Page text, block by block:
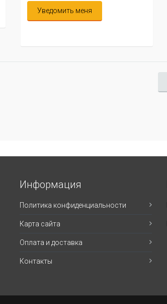
Уведомить меня
Информация
Политика конфиденциальности
Карта сайта
Оплата и доставка
Контакты